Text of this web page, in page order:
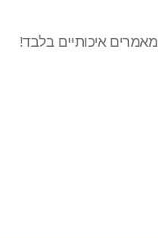
מאמרים איכותיים בלבד!